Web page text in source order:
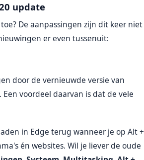
update
De aanpassingen zijn dit keer niet
er even tussenuit:
door de vernieuwde versie van
voordeel daarvan is dat de vele
in Edge terug wanneer je op Alt +
én websites. Wil je liever de oude